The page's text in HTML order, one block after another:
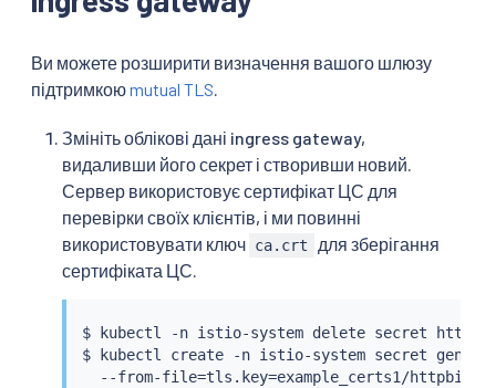
Ви можете розширити визначення вашого шлюзу
підтримкоюmutual TLS.
Змініть облікові дані ingress gateway,
видаливши його секрет і створивши новий.
Сервер використовує сертифікат ЦС для
перевірки своїх клієнтів, і ми повинні
використовувати ключ ca.crt
для зберігання
сертифіката ЦС.
$ kubectl
-n istio-system delete secret
$
kubectl
create -n istio-system secret
  --from-file
=tls.key=example_certs1/